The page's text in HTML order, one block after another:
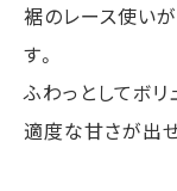
裾のレース使い
す。
ふわっとしてボ
適度な甘さが出